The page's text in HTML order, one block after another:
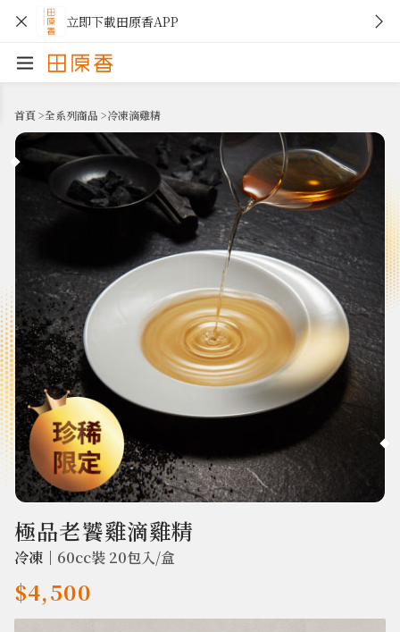
立即下載田原香APP
首頁>全系列商品 >冷凍滴雞精
極品老饕雞滴雞精
冷凍｜ 60cc裝 20包入/盒
$4,500